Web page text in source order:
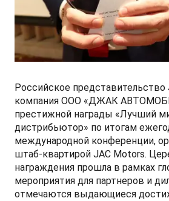
от 1
J7
от 1
от 2
ФИНАНСЫ И УСЛУГИ
Кредитование
Кредитный калькулятор
ПОДДЕРЖКА
Помощь на дорогах
Регламент ТО
Руководство по обслуживанию и
Руководства по эксплуатации
СМИ о нас
Контакты
Партнеры
Российское представительство
компания ООО «ДЖАК
престижной награды «Лучший
дистрибьютор» по итогам
международной конференции,
штаб-квартирой JAC Motors.
награждения прошла в рамках
мероприятия для партнеров и
отмечаются выдающиеся